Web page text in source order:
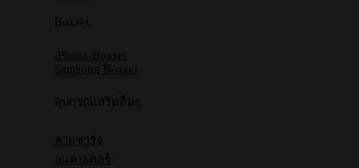
Boxset
iPhone Boxset
Samsung Boxset
อุปกรณ์เสริมอื่นๆ
สายชาร์จ
อแดปเตอร์